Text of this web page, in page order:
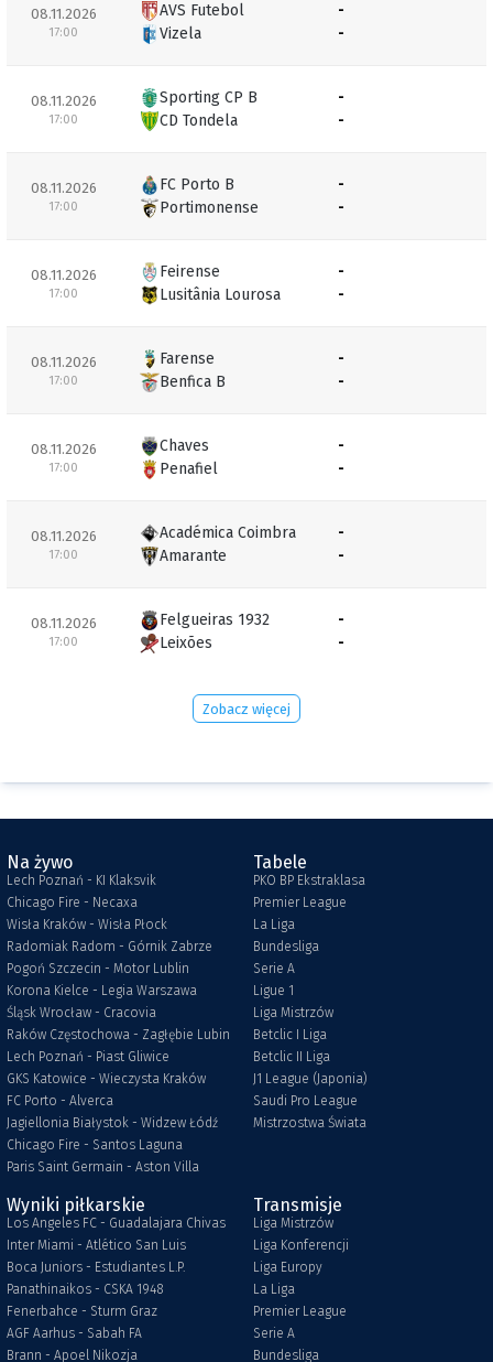
08.11.2026
17:00
AVS Futebol
Vizela
-
-
08.11.2026
17:00
Sporting CP B
CD Tondela
-
-
08.11.2026
17:00
FC Porto B
Portimonense
-
-
08.11.2026
17:00
Feirense
Lusitânia Lourosa
-
-
08.11.2026
17:00
Farense
Benfica B
-
-
08.11.2026
17:00
Chaves
Penafiel
-
-
08.11.2026
17:00
Académica Coimbra
Amarante
-
-
08.11.2026
17:00
Felgueiras 1932
Leixões
-
-
Zobacz więcej
Na żywo
Lech Poznań - KI Klaksvik
Chicago Fire - Necaxa
Wisła Kraków - Wisła Płock
Radomiak Radom - Górnik Zabrze
Pogoń Szczecin - Motor Lublin
Korona Kielce - Legia Warszawa
Śląsk Wrocław - Cracovia
Raków Częstochowa - Zagłębie Lubin
Lech Poznań - Piast Gliwice
GKS Katowice - Wieczysta Kraków
FC Porto - Alverca
Jagiellonia Białystok - Widzew Łódź
Chicago Fire - Santos Laguna
Paris Saint Germain - Aston Villa
Tabele
PKO BP Ekstraklasa
Premier League
La Liga
Bundesliga
Serie A
Ligue 1
Liga Mistrzów
Betclic I Liga
Betclic II Liga
J1 League (Japonia)
Saudi Pro League
Mistrzostwa Świata
Wyniki piłkarskie
Los Angeles FC - Guadalajara Chivas
Inter Miami - Atlético San Luis
Boca Juniors - Estudiantes L.P.
Panathinaikos - CSKA 1948
Fenerbahce - Sturm Graz
AGF Aarhus - Sabah FA
Brann - Apoel Nikozja
Transmisje
Liga Mistrzów
Liga Konferencji
Liga Europy
La Liga
Premier League
Serie A
Bundesliga